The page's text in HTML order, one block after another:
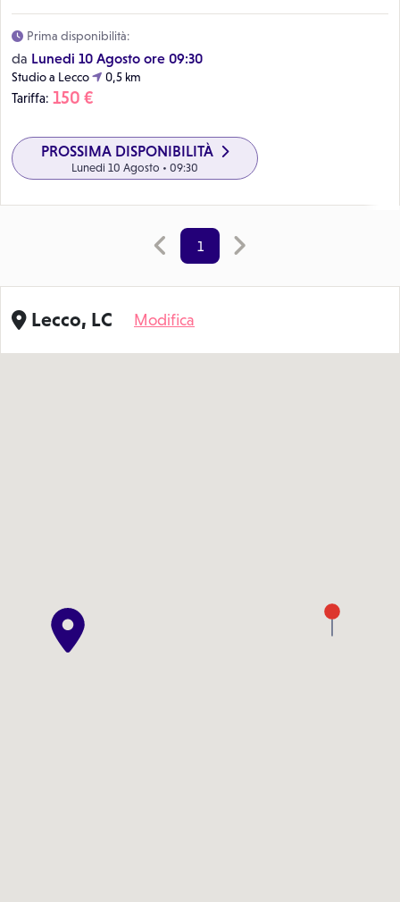
Prima disponibilità:
da Lunedi 10 Agosto ore 09:30
Studio a Lecco 0,5 km
Tariffa: 150 €
PROSSIMA DISPONIBILITÀ
Lunedi 10 Agosto • 09:30
1
Lecco, LC Modifica